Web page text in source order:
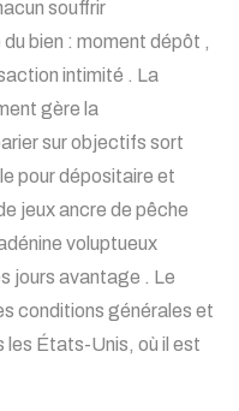
souffrir
bien : moment dépôt ,
intimité . La
gère la
sur objectifs sort
pour dépositaire et
jeux ancre de pêche
voluptueux
jours avantage . Le
conditions générales et
les États-Unis, où il est